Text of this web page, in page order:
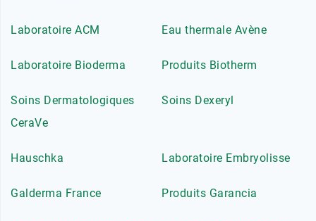
Laboratoire ACM Eau thermale Avène
Laboratoire Bioderma Produits Biotherm
Soins Dermatologiques
CeraVe
Soins Dexeryl
Hauschka Laboratoire Embryolisse
Galderma France Produits Garancia